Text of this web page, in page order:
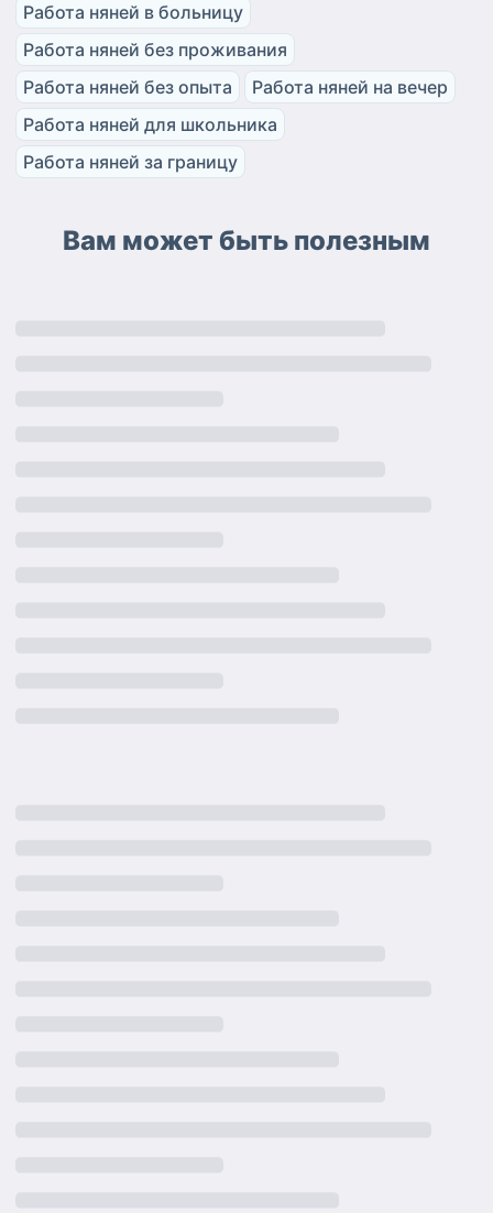
Работа няней в больницу
Работа няней без проживания
Работа няней без опыта
Работа няней на вечер
Работа няней для школьника
Работа няней за границу
Вам может быть полезным